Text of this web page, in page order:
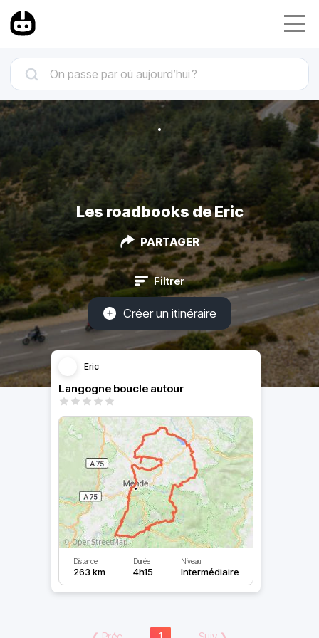
Les roadbooks de Eric
PARTAGER
Filtrer
Créer un itinéraire
Eric
Langogne boucle autour
Distance
263 km
Durée
4h15
Niveau
Intermédiaire